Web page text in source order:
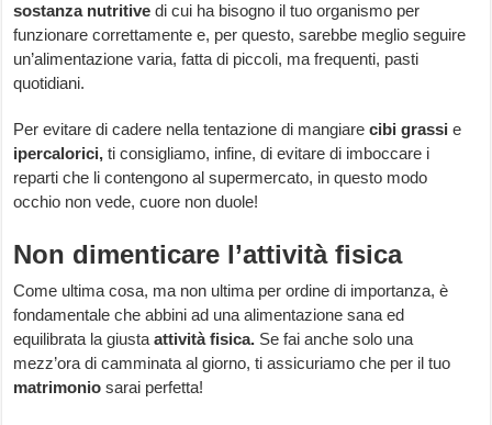
sostanza nutritive di cui ha bisogno il tuo organismo per
funzionare correttamente e, per questo, sarebbe meglio seguire
un’alimentazione varia, fatta di piccoli, ma frequenti, pasti
quotidiani.
Per evitare di cadere nella tentazione di mangiarecibi grassi e
ipercalorici, ti consigliamo, infine, di evitare di imboccare i
reparti che li contengono al supermercato, in questo modo
occhio non vede, cuore non duole!
Non dimenticare l’attività fisica
Come ultima cosa, ma non ultima per ordine di importanza, è
fondamentale che abbini ad una alimentazione sana ed
equilibrata la giustaattività fisica. Se fai anche solo una
mezz’ora di camminata al giorno, ti assicuriamo che per il tuo
matrimonio sarai perfetta!